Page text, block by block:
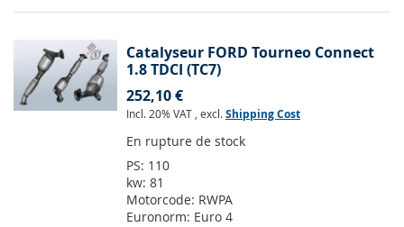
Catalyseur FORD Tourneo Connect
1.8 TDCI (TC7)
252,10 €
Incl. 20% VAT , excl.Shipping Cost
En rupture de stock
PS: 110
kw: 81
Motorcode: RWPA
Euronorm: Euro 4